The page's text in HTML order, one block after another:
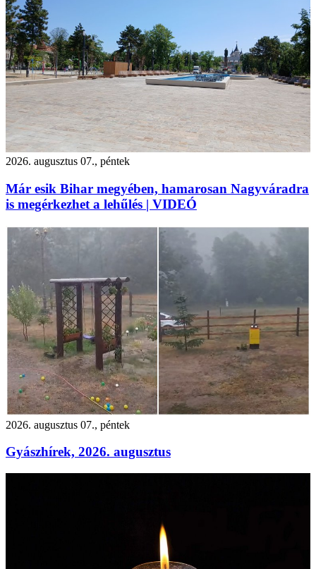
2026. augusztus 07., péntek
Már esik Bihar megyében, hamarosan Nagyváradra
is megérkezhet a lehűlés | VIDEÓ
2026. augusztus 07., péntek
Gyászhírek, 2026. augusztus